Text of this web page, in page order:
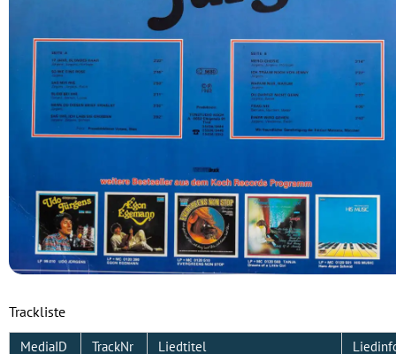
Trackliste
MediaID TrackNr Liedtitel